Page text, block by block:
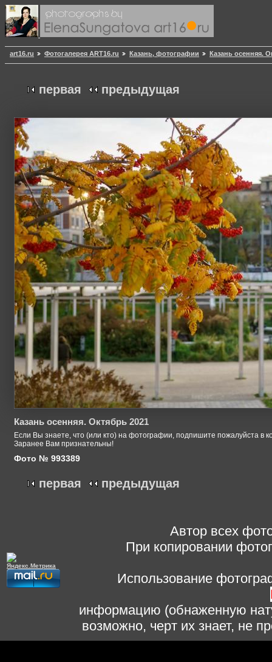
art16.ru Фотогалерея ART16.ru Казань, фотографии Казань осенняя.
первая предыдущая
Казань осенняя. Октябрь 2021
Если Вы знаете, что (или кто) на фотографии, подпишите пожалуйста в
Заранее Вам признательны!
Фото № 993389
первая предыдущая
Автор всех
При копировании
Использование
информацию (обнаженную
возможно, черт их знает, не